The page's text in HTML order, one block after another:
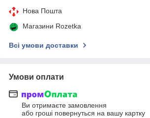
Нова Пошта
Магазини Rozetka
Всі умови доставки
Умови оплати
Ви отримаєте замовлення
або гроші повернуться на вашу картку